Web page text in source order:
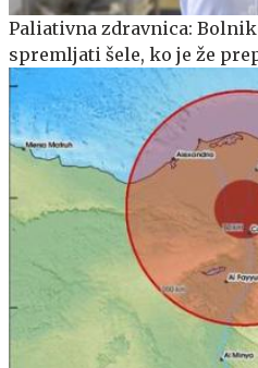
Paliativna zdravnica:
spremljati šele, ko je že